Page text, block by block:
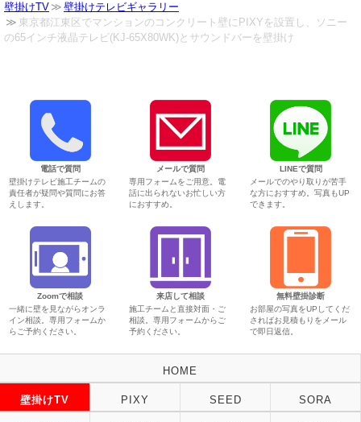
壁掛けTV
壁掛けテレビギャラリー
東京都江東区でマンションのコンクリート壁にPIXYを設置し、ソニー
の65インチ液晶テレビ(KJ-65X80WK)とサウンドバーを壁掛け
電話で質問
壁掛けテレビ施工チームの
責任者が疑問や質問にお答
えします。
メールで質問
専用フォームをご用意。電
話に出られないお忙しい方
におすすめ。
LINEで質問
メールでのやり取りが苦手
な方におすすめ。写真もUP
できます。
Zoomで相談
一緒に壁を見ながらオンラ
イン相談。専用フォームか
らご予約ください。
来店して相談
施工チームと直接対面・ご
相談。専用フォームからご
予約ください。
無料壁掛診断
お部屋の写真をUPしてくだ
さればお見積もりをメール
で即日返信。
HOME
壁掛けTV PIXY SEED SORA